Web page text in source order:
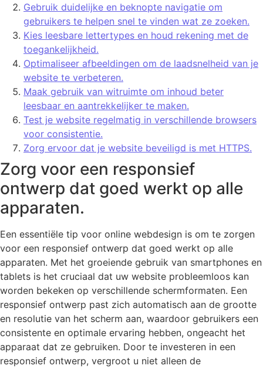
Gebruik duidelijke en beknopte navigatie om
gebruikers te helpen snel te vinden wat ze zoeken.
Kies leesbare lettertypes en houd rekening met de
toegankelijkheid.
Optimaliseer afbeeldingen om de laadsnelheid van je
website te verbeteren.
Maak gebruik van witruimte om inhoud beter
leesbaar en aantrekkelijker te maken.
Test je website regelmatig in verschillende browsers
voor consistentie.
Zorg ervoor dat je website beveiligd is met HTTPS.
Zorg voor een responsief
ontwerp dat goed werkt op alle
apparaten.
Een essentiële tip voor online webdesign is om te zorgen
voor een responsief ontwerp dat goed werkt op alle
apparaten. Met het groeiende gebruik van smartphones en
tablets is het cruciaal dat uw website probleemloos kan
worden bekeken op verschillende schermformaten. Een
responsief ontwerp past zich automatisch aan de grootte
en resolutie van het scherm aan, waardoor gebruikers een
consistente en optimale ervaring hebben, ongeacht het
apparaat dat ze gebruiken. Door te investeren in een
responsief ontwerp, vergroot u niet alleen de